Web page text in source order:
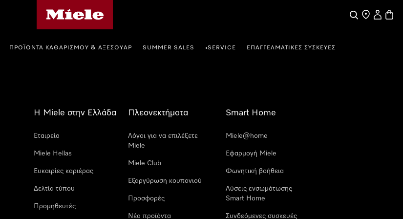
Αναζήτηση
Εύρεση
Ο
ΠΡΟΪΌΝΤΑ ΚΑΘΑΡΙΣΜΟΎ & ΑΞΕΣΟΥΆΡ SUMMER SALES •SERVICE ΕΠΑΓΓΕΛΜΑΤΙΚΈΣ ΣΥΣΚΕΥΈΣ
Η Miele στην Ελλάδα
Εταιρεία
Miele Hellas
Ευκαιρίες καριέρας
Δελτία τύπου
Προμηθευτές
Πλεονεκτήματα
Λόγοι για να επιλέξετε
Miele
Miele Club
Εξαργύρωση κουπονιού
Προσφορές
Νέα προϊόντα
Smart Home
Miele@home
Εφαρμογή Miele
Φωνητική βοήθεια
Λύσεις ενσωμάτωσης
Smart Home
Συνδεόμενες συσκευές